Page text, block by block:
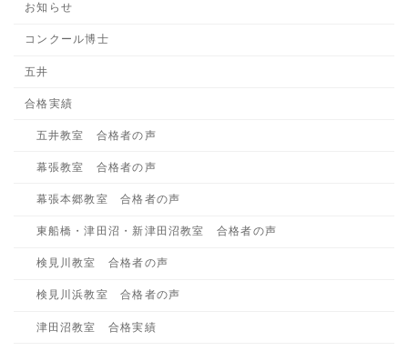
お知らせ
コンクール博士
五井
合格実績
五井教室 合格者の声
幕張教室 合格者の声
幕張本郷教室 合格者の声
東船橋・津田沼・新津田沼教室 合格者の声
検見川教室 合格者の声
検見川浜教室 合格者の声
津田沼教室 合格実績